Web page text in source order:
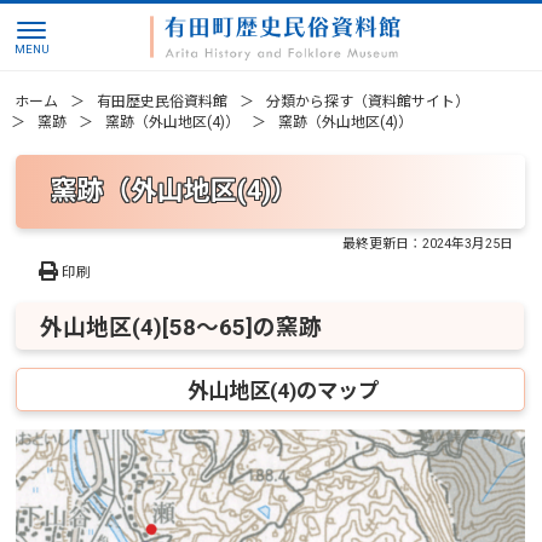
ホーム 有田歴史民俗資料館
分類から探す（資料館サイト）
窯跡
窯跡（外山地区(4)） 窯跡（外山地区(4)）
窯跡（外山地区(4)）
最終更新日：2024年3月25日
印刷
外山地区(4)[58～65]の窯跡
外山地区(4)のマップ